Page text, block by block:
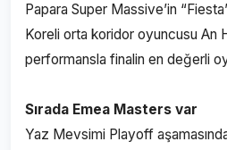
Papara Super Massive’in
Koreli orta koridor oyuncusu An
performansla finalin en değerli
Sırada Emea Masters var
Yaz Mevsimi Playoff